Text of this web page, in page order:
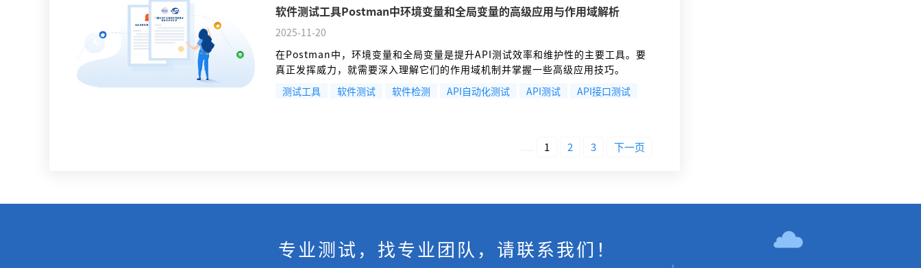
软件测试工具Postman中环境变量和全局变量的高级应用与作用域解析
2025-11-20
在Postman中，环境变量和全局变量是提升API测试效率和维护性的主要工具。要
真正发挥威力，就需要深入理解它们的作用域机制并掌握一些高级应用技巧。
Postman变量作用域和优先级解析，变量类型和作用域，Postman的变量体系根
据作用域大小划分：
测试工具 软件测试 软件检测 API自动化测试 API测试 API接口测试
1 2 3 下一页
专业测试，找专业团队，请联系我们！